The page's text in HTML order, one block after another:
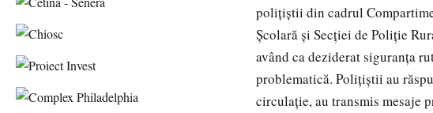
polițiștii din cadrul
Școlară și Secției de Poliție
având ca deziderat siguranța
problematică. Polițiștii au
circulație, au transmis mesaje